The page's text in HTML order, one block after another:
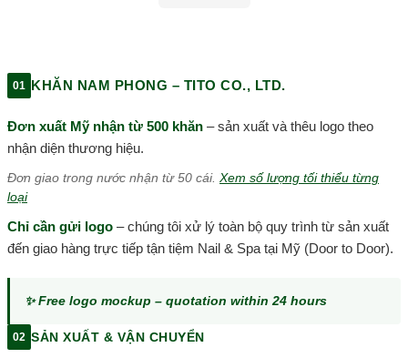
01 KHĂN NAM PHONG – TITO CO., LTD.
Đơn xuất Mỹ nhận từ 500 khăn – sản xuất và thêu logo theo
nhận diện thương hiệu.
Đơn giao trong nước nhận từ 50 cái. Xem số lượng tối thiểu từng
loại
Chỉ cần gửi logo – chúng tôi xử lý toàn bộ quy trình từ sản xuất
đến giao hàng trực tiếp tận tiệm Nail & Spa tại Mỹ (Door to Door).
✨ Free logo mockup – quotation within 24 hours
02 SẢN XUẤT & VẬN CHUYỂN